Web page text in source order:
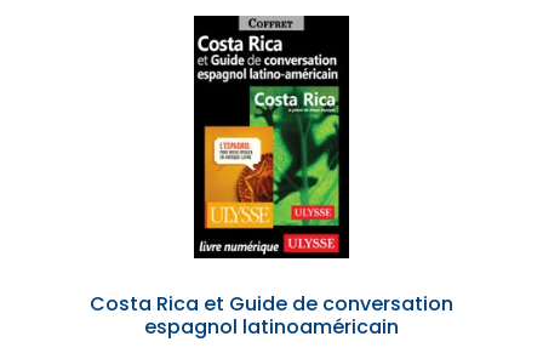
Costa Rica et Guide de conversation
espagnol latinoaméricain